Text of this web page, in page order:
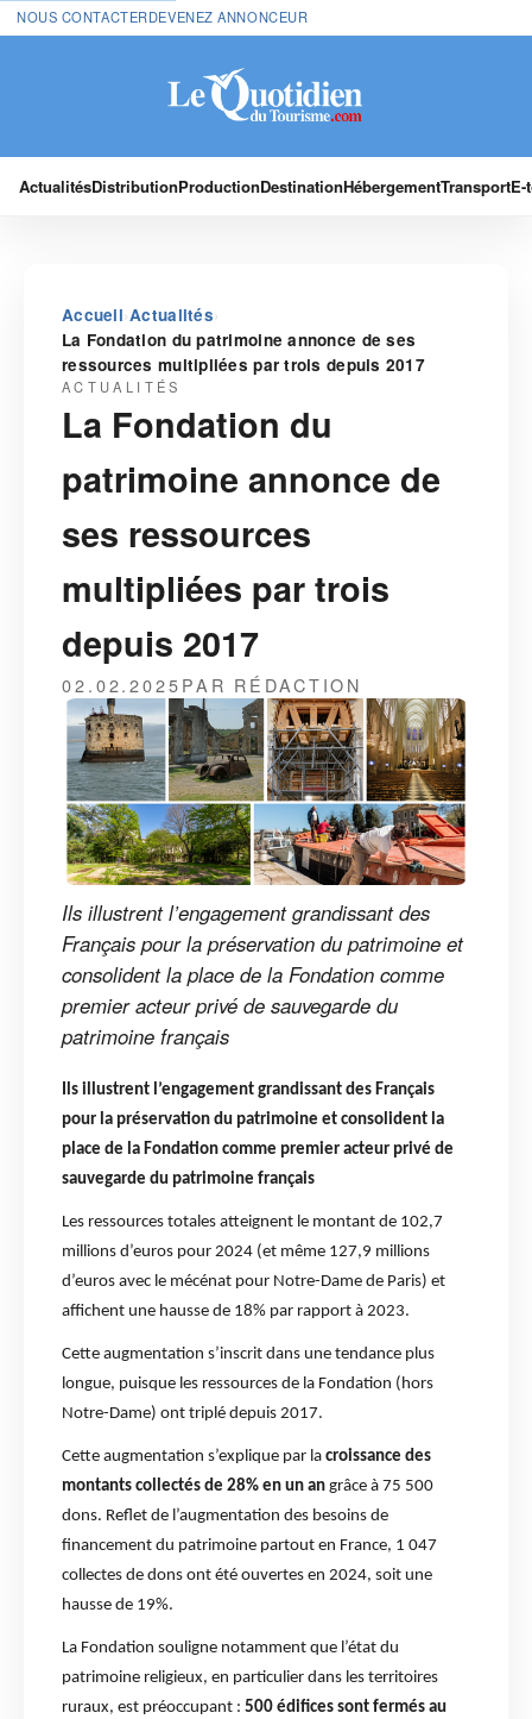
NOUS CONTACTERDEVENEZ ANNONCEUR
ActualitésDistributionProductionDestinationHébergementTransport
Accueil›Actualités›
La Fondation du patrimoine annonce de ses
ressources multipliées par trois depuis 2017
ACTUALITÉS
La Fondation du
patrimoine annonce de
ses ressources
multipliées par trois
depuis 2017
02.02.2025PAR RÉDACTION
Ils illustrent l’engagement grandissant des
Français pour la préservation du patrimoine et
consolident la place de la Fondation comme
premier acteur privé de sauvegarde du
patrimoine français
Ils illustrent l’engagement grandissant des Français
pour la préservation du patrimoine et consolident la
place de la Fondation comme premier acteur privé de
sauvegarde du patrimoine français
Les ressources totales atteignent le montant de 102,7
millions d’euros pour 2024 (et même 127,9 millions
d’euros avec le mécénat pour Notre-Dame de Paris) et
affichent une hausse de 18% par rapport à 2023.
Cette augmentation s’inscrit dans une tendance plus
longue, puisque les ressources de la Fondation (hors
Notre-Dame) ont triplé depuis 2017.
Cette augmentation s’explique par la croissance des
montants collectés de 28% en un an grâce à 75 500
dons. Reflet de l’augmentation des besoins de
financement du patrimoine partout en France, 1 047
collectes de dons ont été ouvertes en 2024, soit une
hausse de 19%.
La Fondation souligne notamment que l’état du
patrimoine religieux, en particulier dans les territoires
ruraux, est préoccupant : 500 édifices sont fermés au